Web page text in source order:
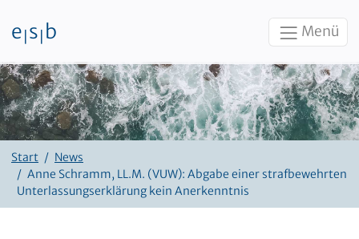
Zum Inhalt
e s b Menü
Start
News
Anne Schramm, LL.M. (VUW): Abgabe einer strafbewehrten
Unterlassungserklärung kein Anerkenntnis